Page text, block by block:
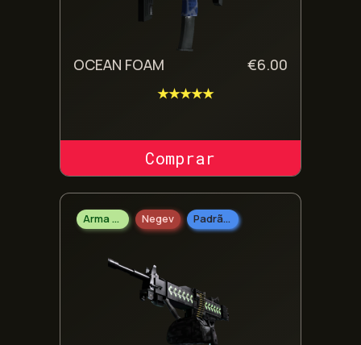
OCEAN FOAM €6.00
★★★★★
COMPRAR SKIN
Arma Pesada Negev Padrão Militar